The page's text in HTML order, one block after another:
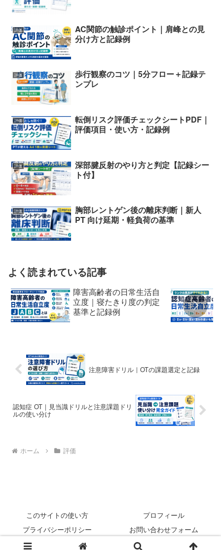
評価
AC関節の触診ポイント｜肩峰との見
分け方と記録例
評価
歩行観察のコツ｜5分フロー＋記録テ
ンプレ
評価
転倒リスク評価チェックシートPDF｜
評価項目・使い方・記録例
評価
深部腱反射のやり方と判定【記録シー
ト付】
評価
胸部レントゲン後の離床判断｜新人
PT 向け延期・軽負荷の基準
よく読まれている記事
障害高齢者の日常生活自
立度｜寝たきり度の判定
基準と記録例
注意障害ドリル｜OTの課題選定と記録
認知症 OT｜見当識ドリルと注意課題ドリ
ルの使い分け
ホーム 評価
このサイトの使い方
プロフィール
プライバシーポリシー
お問い合わせフォーム
© 2022 rehabilikun.